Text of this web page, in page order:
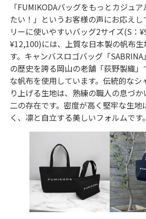
「FUMIKODAバッグをもっとカジュ
たい！」というお客様の声にお応え
リーに使いやすいバッグ2サイズ(S：
¥12,100)には、上質な日本製の帆布
す。キャンバスロゴバッグ「
の歴史を誇る岡山の老舗「荻野製織
な帆布を使用しています。伝統的なシ
り上げる生地は、熟練の職人の息づ
二の存在です。密度が高く堅牢な生地
く、凛と自立する美しいフォルムです。